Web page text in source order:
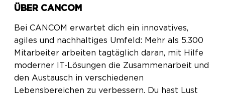
ÜBER CANCOM
Bei CANCOM erwartet dich ein innovatives,
agiles und nachhaltiges Umfeld: Mehr als 5.300
Mitarbeiter arbeiten tagtäglich daran, mit Hilfe
moderner IT-Lösungen die Zusammenarbeit und
den Austausch in verschiedenen
Lebensbereichen zu verbessern. Du hast Lust